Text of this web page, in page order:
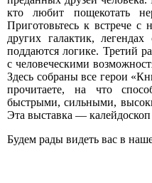
кто любит пощекотать
Приготовьтесь к встрече с
других галактик,
поддаются логике. Третий
с человеческими
Здесь собраны все герои
прочитаете, на что
быстрыми, сильными,
Эта выставка —
Будем рады видеть вас в